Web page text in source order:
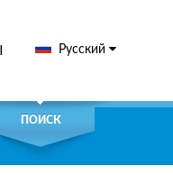
Русский
ПОИСК